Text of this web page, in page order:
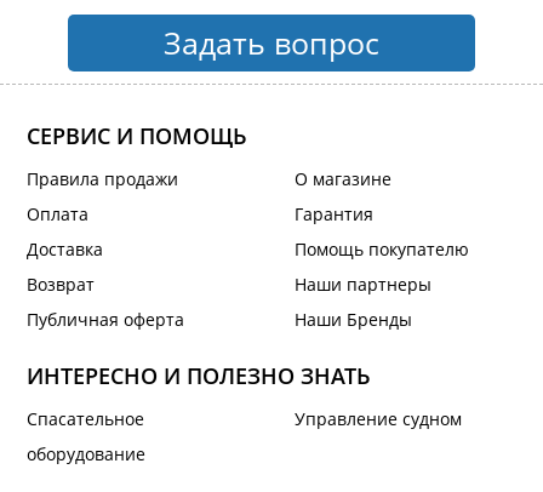
Задать вопрос
СЕРВИС И ПОМОЩЬ
Правила продажи
Оплата
Доставка
Возврат
Публичная оферта
О магазине
Гарантия
Помощь покупателю
Наши партнеры
Наши Бренды
ИНТЕРЕСНО И ПОЛЕЗНО ЗНАТЬ
Спасательное
оборудование
Управление судном